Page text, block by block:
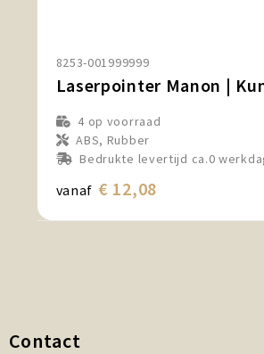
8253-001999999
4op voorraad
ABS, Rubber
Bedrukte levertijd ca.0
vanaf € 12,08
Contact